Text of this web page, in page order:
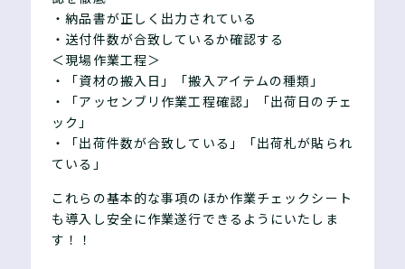
・納品書が正しく出力されている
・送付件数が合致しているか確認する
＜現場作業工程＞
・「資材の搬入日」「搬入アイテムの種類」
・「アッセンブリ作業工程確認」「出荷日のチェ
ック」
・「出荷件数が合致している」「出荷札が貼られ
ている」
これらの基本的な事項のほか作業チェックシート
も導入し安全に作業遂行できるようにいたしま
す！！